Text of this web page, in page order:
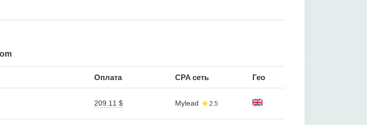
Оплата CPA сеть Гео
209.11 $ Mylead 2.5